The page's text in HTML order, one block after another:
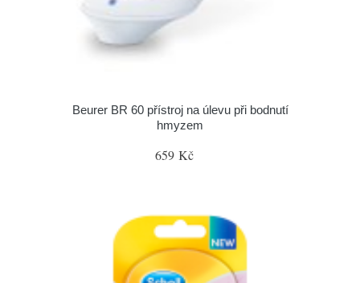
Beurer BR 60 přístroj na úlevu při bodnutí
hmyzem
659 Kč